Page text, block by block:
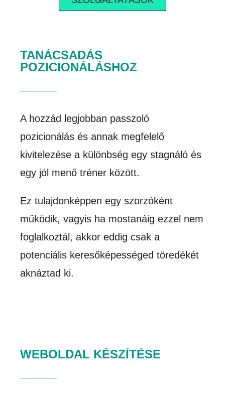
TANÁCSADÁS
POZICIONÁLÁSHOZ
A hozzád legjobban passzoló
pozicionálás és annak megfelelő
kivitelezése a különbség egy stagnáló és
egy jól menő tréner között.
Ez tulajdonképpen egy szorzóként
működik, vagyis ha mostanáig ezzel nem
foglalkoztál, akkor eddig csak a
potenciális keresőképességed töredékét
aknáztad ki.
WEBOLDAL KÉSZÍTÉSE